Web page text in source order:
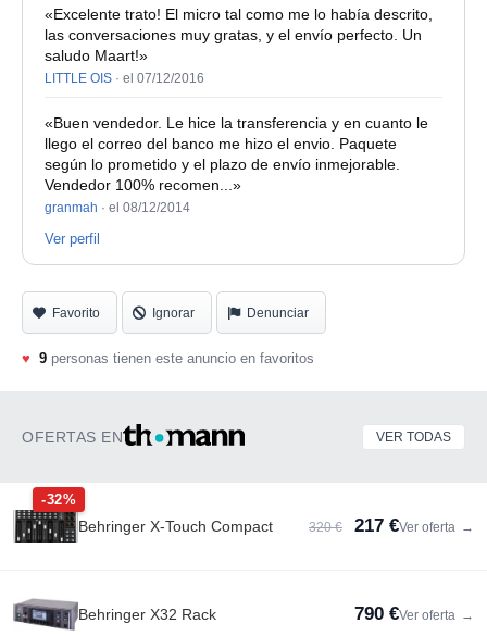
«Excelente trato! El micro tal como me lo había descrito,
las conversaciones muy gratas, y el envío perfecto. Un
saludo Maart!»
LITTLE OIS · el 07/12/2016
«Buen vendedor. Le hice la transferencia y en cuanto le
llego el correo del banco me hizo el envio. Paquete
según lo prometido y el plazo de envío inmejorable.
Vendedor 100% recomen...»
granmah · el 08/12/2014
Ver perfil
Favorito Ignorar Denunciar
♥ 9 personas tienen este anuncio en favoritos
OFERTAS EN VER TODAS
-32%
Behringer X-Touch Compact 320 € 217 €Ver oferta →
Behringer X32 Rack 790 €Ver oferta →